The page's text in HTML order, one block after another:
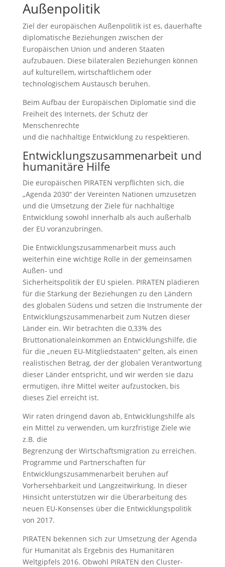
Außenpolitik
Ziel der europäischen Außenpolitik ist es, dauerhafte
diplomatische Beziehungen zwischen der
Europäischen Union und anderen Staaten
aufzubauen. Diese bilateralen Beziehungen können
auf kulturellem, wirtschaftlichem oder
technologischem Austausch beruhen.
Beim Aufbau der Europäischen Diplomatie sind die
Freiheit des Internets, der Schutz der
Menschenrechte
und die nachhaltige Entwicklung zu respektieren.
Entwicklungszusammenarbeit und
humanitäre Hilfe
Die europäischen PIRATEN verpflichten sich, die
„Agenda 2030“ der Vereinten Nationen umzusetzen
und die Umsetzung der Ziele für nachhaltige
Entwicklung sowohl innerhalb als auch außerhalb
der EU voranzubringen.
Die Entwicklungszusammenarbeit muss auch
weiterhin eine wichtige Rolle in der gemeinsamen
Außen- und
Sicherheitspolitik der EU spielen. PIRATEN plädieren
für die Stärkung der Beziehungen zu den Ländern
des globalen Südens und setzen die Instrumente der
Entwicklungszusammenarbeit zum Nutzen dieser
Länder ein. Wir betrachten die 0,33% des
Bruttonationaleinkommen an Entwicklungshilfe, die
für die „neuen EU-Mitgliedstaaten“ gelten, als einen
realistischen Betrag, der der globalen Verantwortung
dieser Länder entspricht, und wir werden sie dazu
ermutigen, ihre Mittel weiter aufzustocken, bis
dieses Ziel erreicht ist.
Wir raten dringend davon ab, Entwicklungshilfe als
ein Mittel zu verwenden, um kurzfristige Ziele wie
z.B. die
Begrenzung der Wirtschaftsmigration zu erreichen.
Programme und Partnerschaften für
Entwicklungszusammenarbeit beruhen auf
Vorhersehbarkeit und Langzeitwirkung. In dieser
Hinsicht unterstützen wir die Überarbeitung des
neuen EU-Konsenses über die Entwicklungspolitik
von 2017.
PIRATEN bekennen sich zur Umsetzung der Agenda
für Humanität als Ergebnis des Humanitären
Weltgipfels 2016. Obwohl PIRATEN den Cluster-